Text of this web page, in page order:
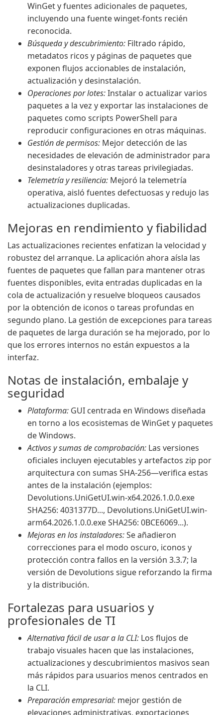
WinGet y fuentes adicionales de paquetes,
incluyendo una fuente winget-fonts recién
reconocida.
Búsqueda y descubrimiento: Filtrado rápido,
metadatos ricos y páginas de paquetes que
exponen flujos accionables de instalación,
actualización y desinstalación.
Operaciones por lotes:Instalar o actualizar varios
paquetes a la vez y exportar las instalaciones de
paquetes como scripts PowerShell para
reproducir configuraciones en otras máquinas.
Gestión de permisos: Mejor detección de las
necesidades de elevación de administrador para
desinstaladores y otras tareas privilegiadas.
Telemetría y resiliencia: Mejoró la telemetría
operativa, aisló fuentes defectuosas y redujo las
actualizaciones duplicadas.
Mejoras en rendimiento y fiabilidad
Las actualizaciones recientes enfatizan la velocidad y
robustez del arranque. La aplicación ahora aísla las
fuentes de paquetes que fallan para mantener otras
fuentes disponibles, evita entradas duplicadas en la
cola de actualización y resuelve bloqueos causados
por la obtención de iconos o tareas profundas en
segundo plano. La gestión de excepciones para tareas
de paquetes de larga duración se ha mejorado, por lo
que los errores internos no están expuestos a la
interfaz.
Notas de instalación, embalaje y
seguridad
Plataforma: GUI centrada en Windows diseñada
en torno a los ecosistemas de WinGet y paquetes
de Windows.
Activos y sumas de comprobación: Las versiones
oficiales incluyen ejecutables y artefactos zip por
arquitectura con sumas SHA-256—verifica estas
antes de la instalación (ejemplos:
Devolutions.UniGetUI.win-x64.2026.1.0.0.exe
SHA256: 4031377D..., Devolutions.UniGetUI.win-
arm64.2026.1.0.0.exe SHA256: 0BCE6069...).
Mejoras en los instaladores:Se añadieron
correcciones para el modo oscuro, iconos y
protección contra fallos en la versión 3.3.7; la
versión de Devolutions sigue reforzando la firma
y la distribución.
Fortalezas para usuarios y
profesionales de TI
Alternativa fácil de usar a la CLI: Los flujos de
trabajo visuales hacen que las instalaciones,
actualizaciones y descubrimientos masivos sean
más rápidos para usuarios menos centrados en
la CLI.
Preparación empresarial: mejor gestión de
elevaciones administrativas, exportaciones